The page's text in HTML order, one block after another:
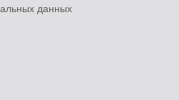
данных